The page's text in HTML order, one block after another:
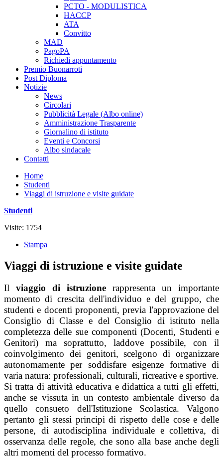
PCTO - MODULISTICA
HACCP
ATA
Convitto
MAD
PagoPA
Richiedi appuntamento
Premio Buonarroti
Post Diploma
Notizie
News
Circolari
Pubblicità Legale (Albo online)
Amministrazione Trasparente
Giornalino di istituto
Eventi e Concorsi
Albo sindacale
Contatti
Home
Studenti
Viaggi di istruzione e visite guidate
Studenti
Visite: 1754
Stampa
Viaggi di istruzione e visite guidate
Il viaggio di istruzione rappresenta un importante
momento di crescita dell'individuo e del gruppo, che
studenti e docenti proponenti, previa l'approvazione del
Consiglio di Classe e del Consiglio di istituto nella
completezza delle sue componenti (Docenti, Studenti e
Genitori) ma soprattutto, laddove possibile, con il
coinvolgimento dei genitori, scelgono di organizzare
autonomamente per soddisfare esigenze formative di
varia natura: professionali, culturali, ricreative e sportive.
Si tratta di attività educativa e didattica a tutti gli effetti,
anche se vissuta in un contesto ambientale diverso da
quello consueto dell'Istituzione Scolastica. Valgono
pertanto gli stessi principi di rispetto delle cose e delle
persone, di autodisciplina individuale e collettiva, di
osservanza delle regole, che sono alla base anche degli
altri momenti del processo formativo.